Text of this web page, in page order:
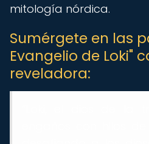
mitología nórdica.
Sumérgete en las
Evangelio de Loki"
reveladora: